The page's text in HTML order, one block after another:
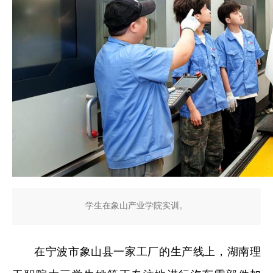
学生在象山产业学院实训。
在宁波市象山县一家工厂的生产线上，湖南理